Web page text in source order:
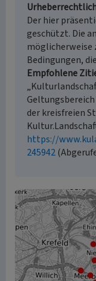
Der hier
geschützt. Die
möglicherweise
Bedingungen,
Empfohlene
der kreisfreien
https://
245942